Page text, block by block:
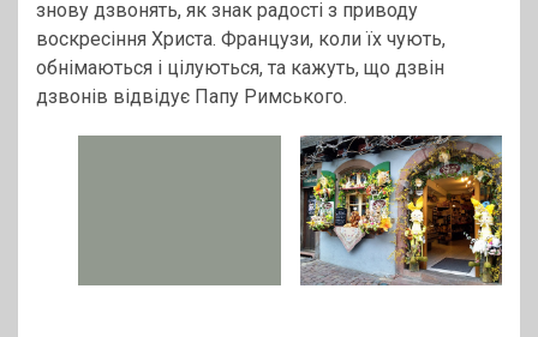
знову дзвонять, як знак радості з приводу
воскресіння Христа. Французи, коли їх чують,
обнімаються і цілуються, та кажуть, що дзвін
дзвонів відвідує Папу Римського.